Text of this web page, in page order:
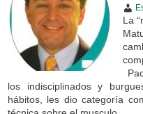
La
los indisciplinados y
hábitos, les dio categoría